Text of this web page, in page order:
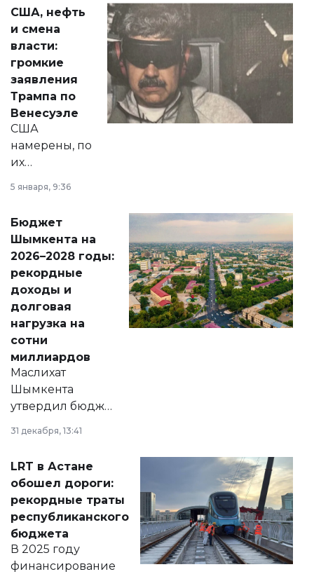
от слухов о
политических
реформах до
вопросов армии,
экономики и
личного здоровья.
США, нефть
и смена
власти:
громкие
заявления
Трампа по
Венесуэле
США
намерены, по
их
принести
народу
Венесуэлы.
5 января, 9:36
Бюджет
Шымкента на
2026–2028 годы:
рекордные
доходы и
долговая
нагрузка на
сотни
миллиардов
Маслихат
Шымкента
утвердил бюджет
города на 2026–
2028 годы.
документ
появился в базе
нормативных
правовых актов и
на сайте маслихат
города.
31 декабря, 13:41
LRT в Астане
обошел дороги:
рекордные траты
республиканского
бюджета
В 2025 году
финансирование